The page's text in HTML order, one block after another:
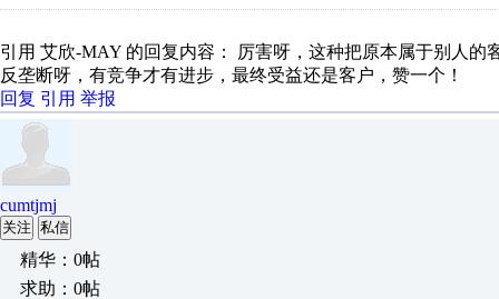
引用 艾欣-MAY 的回复内容： 厉害呀，这种把原本属于别人的
反垄断呀，有竞争才有进步，最终受益还是客户，赞一个！
回复 引用 举报
cumtjmj
关注 私信
精华：0帖
求助：0帖